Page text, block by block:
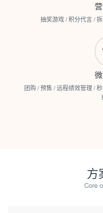
抽奖游戏 / 积分代言 /
团购 / 预售 / 远程绩效管理 /
方
Core